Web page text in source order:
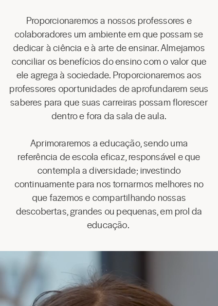
Proporcionaremos a nossos professores e
colaboradores um ambiente em que possam se
dedicar à ciência e à arte de ensinar. Almejamos
conciliar os benefícios do ensino com o valor que
ele agrega à sociedade. Proporcionaremos aos
professores oportunidades de aprofundarem seus
saberes para que suas carreiras possam florescer
dentro e fora da sala de aula.
Aprimoraremos a educação, sendo uma
referência de escola eficaz, responsável e que
contempla a diversidade; investindo
continuamente para nos tornarmos melhores no
que fazemos e compartilhando nossas
descobertas, grandes ou pequenas, em prol da
educação.